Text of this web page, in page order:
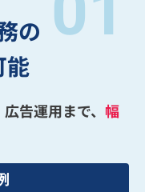
の
能
告運用まで、 幅